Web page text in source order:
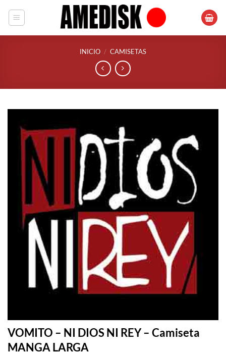
INICIO / CAMISETAS
VOMITO – NI DIOS NI REY – Camiseta
MANGA LARGA